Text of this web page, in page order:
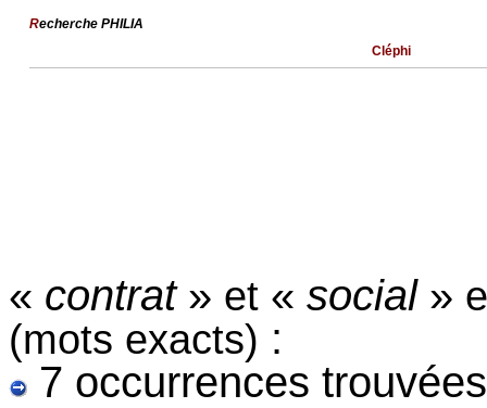
Recherche PHILIA
Cléphi
« contrat » et « social »
(mots exacts) :
7 occurrences